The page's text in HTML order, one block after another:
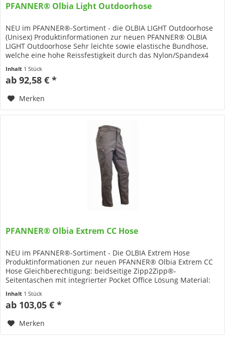
PFANNER® Olbia Light Outdoorhose
NEU im PFANNER®-Sortiment - die OLBIA LIGHT Outdoorhose
(Unisex) Produktinformationen zur neuen PFANNER® OLBIA
LIGHT Outdoorhose Sehr leichte sowie elastische Bundhose,
welche eine hohe Reissfestigkeit durch das Nylon/Spandex4
Inhalt 1 Stück
ab 92,58 € *
Merken
PFANNER® Olbia Extrem CC Hose
NEU im PFANNER®-Sortiment - Die OLBIA Extrem Hose
Produktinformationen zur neuen PFANNER® Olbia Extrem CC
Hose Gleichberechtigung: beidseitige Zipp2Zipp®-
Seitentaschen mit integrierter Pocket Office Lösung Material:
Inhalt 1 Stück
ab 103,05 € *
Merken